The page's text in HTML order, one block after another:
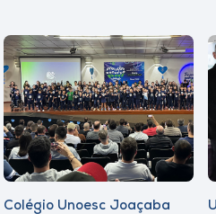
Colégio Unoesc Joaçaba